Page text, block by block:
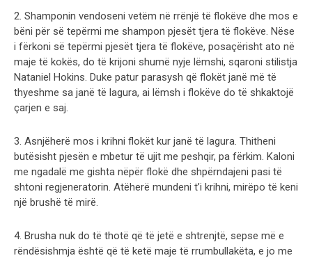
2. Shamponin vendoseni vetëm në rrënjë të flokëve dhe mos e
bëni për së tepërmi me shampon pjesët tjera të flokëve. Nëse
i fërkoni së tepërmi pjesët tjera të flokëve, posaçërisht ato në
maje të kokës, do të krijoni shumë nyje lëmshi, sqaroni stilistja
Nataniel Hokins. Duke patur parasysh që flokët janë më të
thyeshme sa janë të lagura, ai lëmsh i flokëve do të shkaktojë
çarjen e saj.
3. Asnjëherë mos i krihni flokët kur janë të lagura. Thitheni
butësisht pjesën e mbetur të ujit me peshqir, pa fërkim. Kaloni
me ngadalë me gishta nëpër flokë dhe shpërndajeni pasi të
shtoni regjeneratorin. Atëherë mundeni t’i krihni, mirëpo të keni
një brushë të mirë.
4. Brusha nuk do të thotë që të jetë e shtrenjtë, sepse më e
rëndësishmja është që të ketë maje të rrumbullakëta, e jo me